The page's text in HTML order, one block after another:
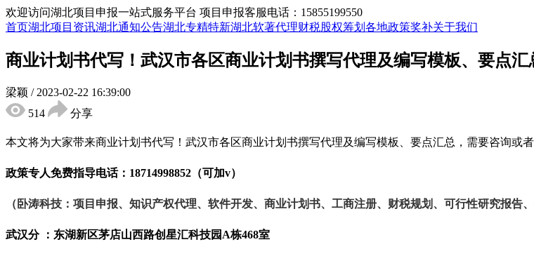
欢迎访问湖北项目申报一站式服务平台 项目申报客服电话：15855199550
首页湖北项目资讯湖北通知公告湖北专精特新湖北软著代理财税股权筹划 各地政策奖补关于我们
商业计划书代写！武汉市各区商业计划书撰写代理及编写模板、要点汇
梁颖 / 2023-02-22 16:39:00
514
分享
本文将为大家带来商业计划书代写！武汉市各区商业计划书撰写代理及编写模板、要点汇总，需要咨询或
政策专人免费指导电话： 18714998852（可加v）
（卧涛科技：项目申报、知识产权代理、软件开发、商业计划书、工商注册、财税规划、可行性研究报告
武汉分 ：东湖新区茅店山西路创星汇科技园 A栋468室